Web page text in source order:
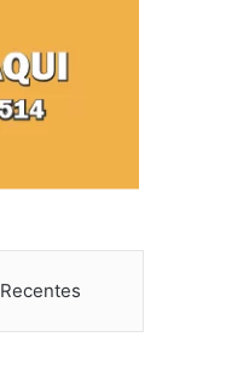
Recentes